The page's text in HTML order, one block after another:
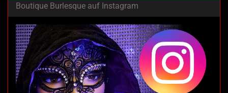
Boutique Burlesque auf Instagram